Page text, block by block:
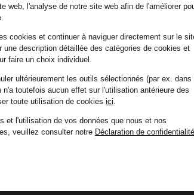
prix:
145 €
web, l'analyse de notre site web afin de l'améliorer
cookies et continuer à naviguer directement sur le
description détaillée des catégories de cookies et
faire un choix individuel.
ultérieurement les outils sélectionnés (par ex. dans
toutefois aucun effet sur l'utilisation antérieure des
toute utilisation de cookies ici.
et l'utilisation de vos données que nous et nos
veuillez consulter notre Déclaration de confidentialité